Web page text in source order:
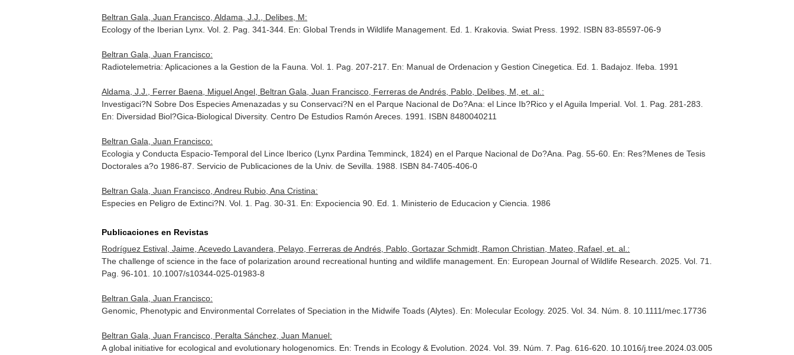
Beltran Gala, Juan Francisco, Aldama, J.J., Delibes, M:
Ecology of the Iberian Lynx. Vol. 2. Pag. 341-344. En: Global Trends in Wildlife Management . Ed. 1. Krakovia. Swiat Press. 1992. ISBN 83-85597-06-9
Beltran Gala, Juan Francisco:
Radiotelemetria: Aplicaciones a la Gestion de la Fauna. Vol. 1. Pag. 207-217. En: Manual de Ordenacion y Gestion Cinegetica . Ed. 1. Badajoz. Ifeba. 1991
Aldama, J.J., Ferrer Baena, Miguel Angel, Beltran Gala, Juan Francisco, Ferreras de Andrés, Pablo, Delibes, M, et. al.:
Investigaci?N Sobre Dos Especies Amenazadas y su Conservaci?N en el Parque Nacional de Do?Ana: el Lince Ib?Rico y el Aguila Imperial. Vol. 1. Pag. 281-283.
En: Diversidad Biol?Gica-Biological Diversity. Centro De Estudios Ramón Areces. 1991. ISBN 8480040211
Beltran Gala, Juan Francisco:
Ecologia y Conducta Espacio-Temporal del Lince Iberico (Lynx Pardina Temminck, 1824) en el Parque Nacional de Do?Ana. Pag. 55-60. En: Res?Menes de Tesis
Doctorales a?o 1986-87 . Servicio de Publicaciones de la Univ. de Sevilla. 1988. ISBN 84-7405-406-0
Beltran Gala, Juan Francisco, Andreu Rubio, Ana Cristina:
Especies en Peligro de Extinci?N. Vol. 1. Pag. 30-31. En: Expociencia 90 . Ed. 1. Ministerio de Educacion y Ciencia. 1986
Publicaciones en Revistas
Rodríguez Estival, Jaime, Acevedo Lavandera, Pelayo, Ferreras de Andrés, Pablo, Gortazar Schmidt, Ramon Christian, Mateo, Rafael, et. al.:
The challenge of science in the face of polarization around recreational hunting and wildlife management. En: European Journal of Wildlife Research . 2025. Vol. 71.
Pag. 96-101. 10.1007/s10344-025-01983-8
Beltran Gala, Juan Francisco:
Genomic, Phenotypic and Environmental Correlates of Speciation in the Midwife Toads (Alytes). En: Molecular Ecology. 2025. Vol. 34. Núm. 8. 10.1111/mec.17736
Beltran Gala, Juan Francisco, Peralta Sánchez, Juan Manuel:
A global initiative for ecological and evolutionary hologenomics. En: Trends in Ecology & Evolution . 2024. Vol. 39. Núm. 7. Pag. 616-620. 10.1016/j.tree.2024.03.005